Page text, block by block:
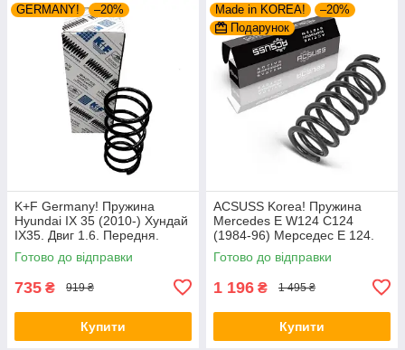
GERMANY! –20%
K+F Germany! Пружина
Hyundai IX 35 (2010-) Хундай
IX35. Двиг 1.6. Передня.
4037261 , RA3461 , 998967.
К+Ф Німеччина
Готово до відправки
735 ₴ 919 ₴
Купити
Made in KOREA!
–20%
Подарунок
ACSUSS Korea! Пружина
Mercedes E W124 C124
(1984-96) Мерседес Е 124.
Задня. 4256803 , RD5084 ,
996072. Аксусс Корея
Готово до відправки
1 196 ₴ 1 495 ₴
Купити